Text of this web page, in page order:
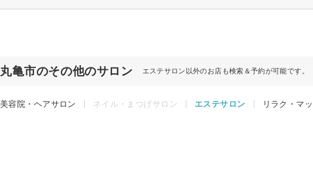
丸亀市のその他のサロン エステサロン以外のお店も検索＆予約が可能です。
美容院・ヘアサロン ネイル・まつげサロン エステサロン リラク・マ